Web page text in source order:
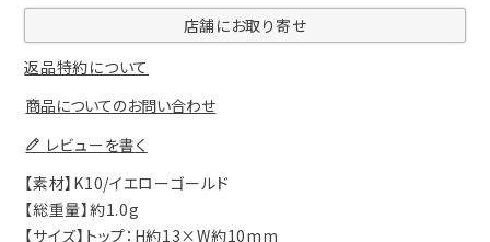
店舗にお取り寄せ
返品特約について
商品についてのお問い合わせ
レビューを書く
【素材】K10/イエローゴールド
【総重量】約1.0g
【サイズ】トップ：H約13×W約10mm